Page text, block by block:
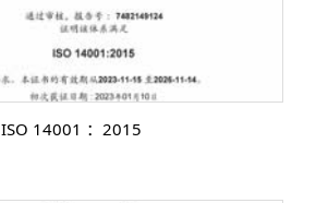
ISO 14001 ：2015